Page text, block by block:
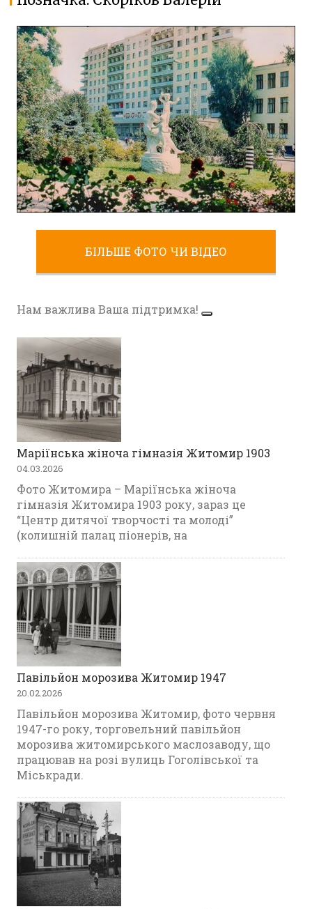
СКУЛЬПТУРНА КОМПОЗИЦІЯ «ЩАСЛИВЕ
ДИТИНСТВО» – “МИР” В ЖИТОМИРІ
Фото Житомир (1945-1960),
Фото Житомир (1970-1980),
Фото Житомира періоду
БІЛЬШЕ ФОТО ЧИ ВІДЕО
Нам важлива Ваша підтримка!
Маріїнська жіноча гімназія Житомир 1903
04.03.2026
Фото Житомира – Маріїнська жіноча
гімназія Житомира 1903 року, зараз це
“Центр дитячої творчості та молоді”
(колишній палац піонерів, на
Павільйон морозива Житомир 1947
20.02.2026
Павільйон морозива Житомир, фото червня
1947-го року, торговельний павільйон
морозива житомирського маслозаводу, що
працював на розі вулиць Гоголівської та
Міськради.